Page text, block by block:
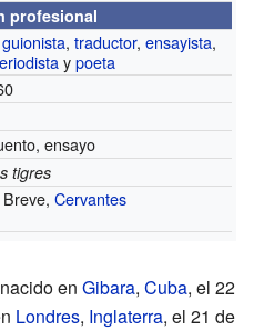
profesional
guionista,traductor,ensayista,
ypoeta
ensayo
tigres
Breve,Cervantes
en Gibara, Cuba, el 22
Londres, Inglaterra, el 21 de